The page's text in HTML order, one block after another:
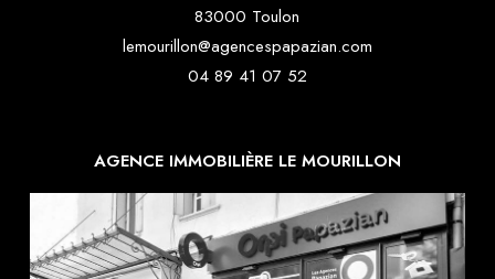
83000 Toulon
lemourillon@agencespapazian.com
04 89 41 07 52
AGENCE IMMOBILIÈRE LE MOURILLON